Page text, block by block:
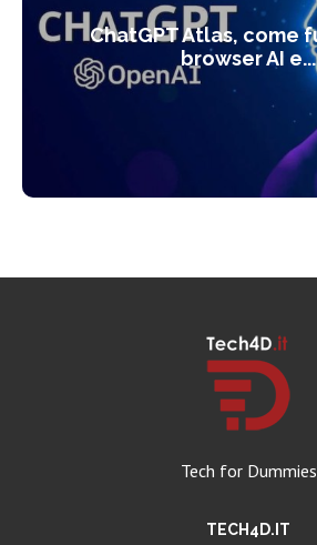
ChatGPT Atlas, come
browser AI e...
Tech for Dummies
TECH4D.IT